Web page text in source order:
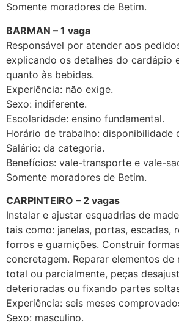
Somente moradores de Betim.
BARMAN – 1 vaga
Responsável por atender aos
explicando os detalhes do cardápio
quanto às bebidas.
Experiência: não exige.
Sexo: indiferente.
Escolaridade: ensino fundamental.
Horário de trabalho: disponibilidade
Salário: da categoria.
Benefícios: vale-transporte e vale-
Somente moradores de Betim.
CARPINTEIRO – 2 vagas
Instalar e ajustar esquadrias de
tais como: janelas, portas, escadas,
forros e guarnições. Construir
concretagem. Reparar elementos de
total ou parcialmente, peças
deterioradas ou fixando partes
Experiência: seis meses
Sexo: masculino.